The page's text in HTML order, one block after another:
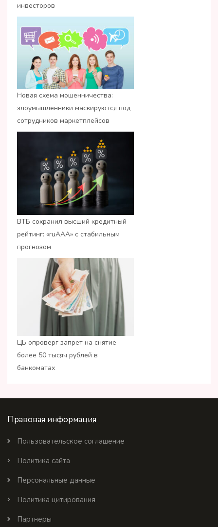
инвесторов
Новая схема мошенничества:
злоумышленники маскируются под
сотрудников маркетплейсов
ВТБ сохранил высший кредитный
рейтинг: «ruАAA» с стабильным
прогнозом
ЦБ опроверг запрет на снятие
более 50 тысяч рублей в
банкоматах
Правовая информация
Пользовательское соглашение
Политика сайта
Персональные данные
Политика цитирования
Партнеры